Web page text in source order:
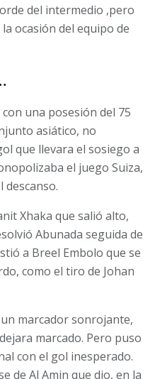
del intermedio ,pero
ocasión del equipo de
una posesión del 75
asiático, no
que llevara el sosiego a
el juego Suiza,
descanso.
Xhaka que salió alto,
Abunada seguida de
a Breel Embolo que se
como el tiro de Johan
marcador sonrojante,
marcado. Pero puso
con el gol inesperado.
de Al Amin que dio, en la